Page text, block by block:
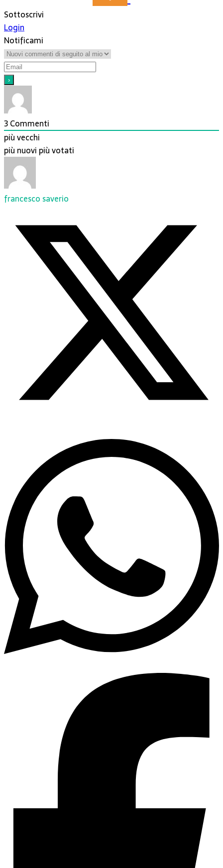
Sottoscrivi
Login
Notificami
3Commenti
più vecchi
più nuovi più votati
francesco saverio